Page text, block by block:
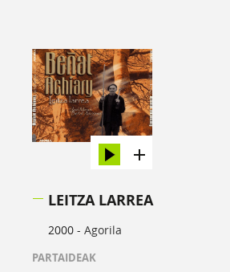
LEITZA LARREA
2000 - Agorila
PARTAIDEAK